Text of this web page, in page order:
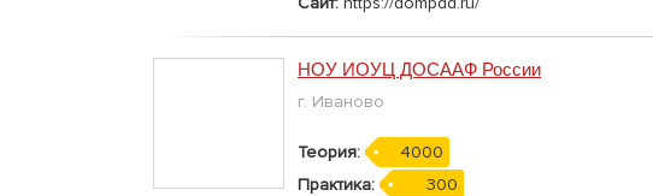
НОУ ИОУЦ ДОСААФ России
г. Иваново
Теория:
4000
Практика:
300